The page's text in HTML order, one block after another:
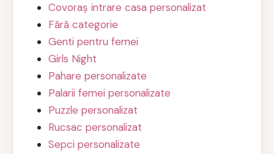
Covoraș intrare casa personalizat
Fără categorie
Genti pentru femei
Girls Night
Pahare personalizate
Palarii femei personalizate
Puzzle personalizat
Rucsac personalizat
Sepci personalizate